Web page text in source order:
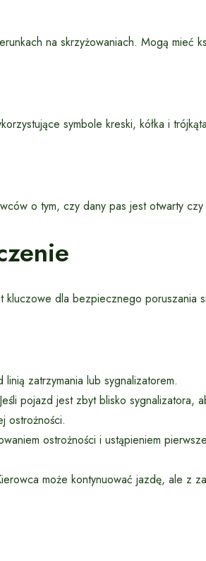
na skrzyżowaniach. Mogą mieć
symbole kreski, kółka i
o tym, czy dany pas jest otwarty czy
kluczowe dla bezpiecznego poruszania
zatrzymania lub sygnalizatorem.
pojazd jest zbyt blisko sygnalizatora,
ostrożności.
ostrożności i ustąpieniem
może kontynuować jazdę, ale z